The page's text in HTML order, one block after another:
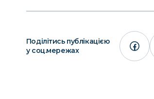
Поділітись публікацією
у соц.мережах